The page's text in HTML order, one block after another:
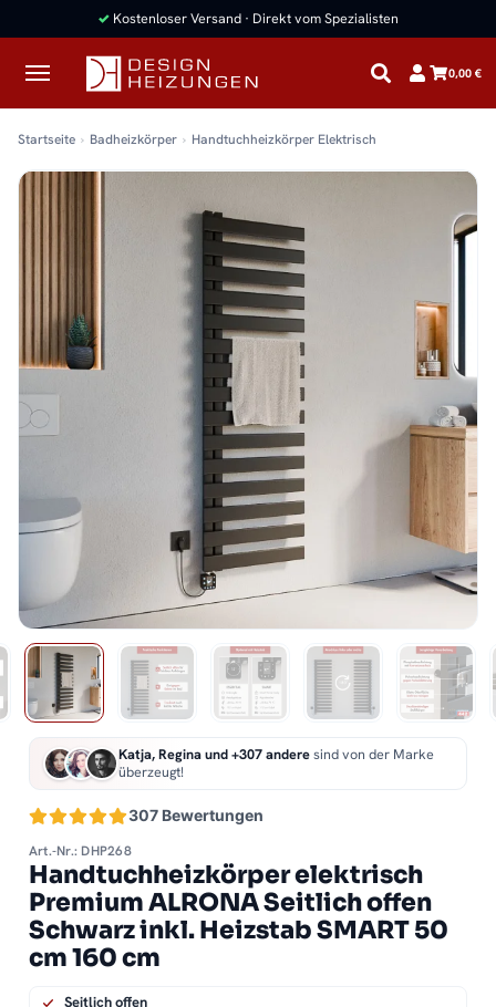
✓ Kostenloser Versand · Direkt vom Spezialisten
0,00 €
Startseite Badheizkörper Handtuchheizkörper Elektrisch
307 Bewertungen
Katja, Regina und +307 anderesind von der Marke
überzeugt!
Art.-Nr.: DHP268
Handtuchheizkörper elektrisch
Premium ALRONA Seitlich offen
Schwarz inkl. Heizstab SMART 50
cm 160 cm
Seitlich offen